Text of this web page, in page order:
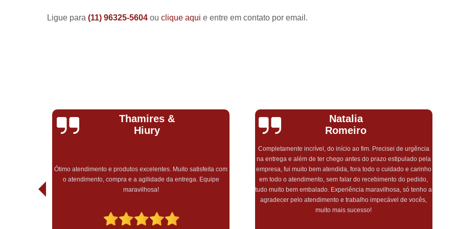
Ligue para (11) 96325-5604 ou clique aqui e entre em contato por email.
Natalia
Romeiro
empresa, fui muito bem atendida, fora todo o cuidado e carinho
em todo o atendimento, sem falar do recebimento do pedido,
tudo muito bem embalado. Experiência maravilhosa, só tenho a
muito mais sucesso!
Monique
Araújo
Gostaria de agradecer pelo excelente atendimento, rapidez e
capricho! Encomendei minha lembrança maternidade e
simplesmente amei o quão linda e delicada ficou! Muito
obrigada por essa sensibilidade e pelo lindo trabalho! Com ctz
farei outras encomendas